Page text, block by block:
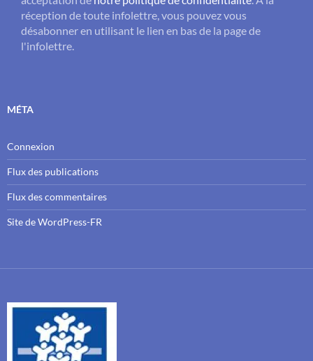
réception de toute infolettre, vous pouvez vous
désabonner en utilisant le lien en bas de la page de
l'infolettre.
MÉTA
Connexion
Flux des publications
Flux des commentaires
Site de WordPress-FR